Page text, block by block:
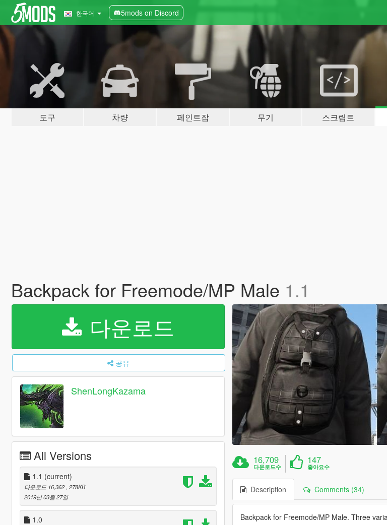
한국어 5mods on Discord
도구 차량 페인트잡 무기 스크립트
Backpack for Freemode/MP Male 1.1
다운로드
공유
ShenLongKazama
All Versions
1.1 (current)
다운로드 16,362 , 278KB
2019년 03월 27일
1.0
16,709
다운로드수
147
좋아요수
Description Comments (34)
Backpack for Freemode/MP Male. Three